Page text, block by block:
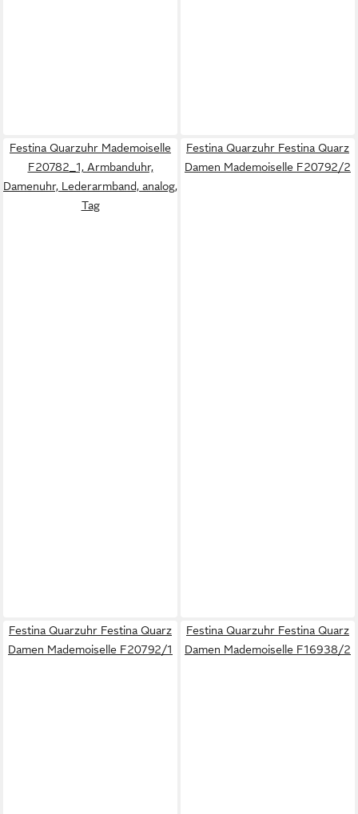
Festina Quarzuhr Mademoiselle
F20782_1, Armbanduhr,
Damenuhr, Lederarmband, analog,
Tag
Festina Quarzuhr Festina Quarz
Damen Mademoiselle F20792/2
Festina Quarzuhr Festina Quarz
Damen Mademoiselle F20792/1
Festina Quarzuhr Festina Quarz
Damen Mademoiselle F16938/2